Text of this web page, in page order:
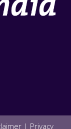
| Privacy